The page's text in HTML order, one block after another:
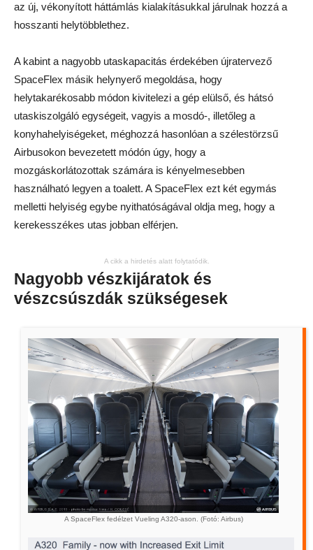
az új, vékonyított háttámlás kialakításukkal járulnak hozzá a
hosszanti helytöbblethez.
A kabint a nagyobb utaskapacitás érdekében újratervező
SpaceFlex másik helynyerő megoldása, hogy
helytakarékosabb módon kivitelezi a gép elülső, és hátsó
utaskiszolgáló egységeit, vagyis a mosdó-, illetőleg a
konyhahelyiségeket, méghozzá hasonlóan a szélestörzsű
Airbusokon bevezetett módón úgy, hogy a
mozgáskorlátozottak számára is kényelmesebben
használható legyen a toalett. A SpaceFlex ezt két egymás
melletti helyiség egybe nyithatóságával oldja meg, hogy a
kerekesszékes utas jobban elférjen.
A cikk a hirdetés alatt folytatódik.
Nagyobb vészkijáratok és
vészcsúszdák szükségesek
A SpaceFlex fedélzet Vueling A320-ason. (Fotó: Airbus)